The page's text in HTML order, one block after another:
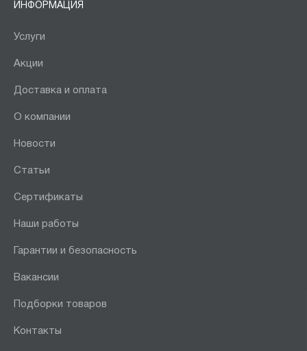
ИНФОРМАЦИЯ
Услуги
Акции
Доставка и оплата
О компании
Новости
Статьи
Сертификаты
Наши работы
Гарантии и безопасность
Вакансии
Подборки товаров
Контакты